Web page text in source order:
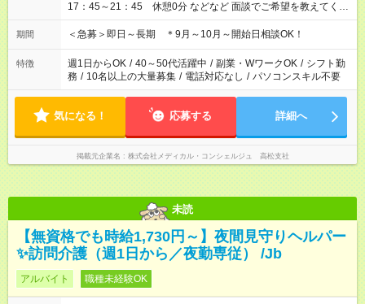
17：45～21：45 休憩0分 などなど 面談でご希望を教えてくだ
さい！
期間 ＜急募＞即日～長期 ＊9月～10月～開始日相談OK！
特徴 週1日からOK / 40～50代活躍中 / 副業・WワークOK / シフト勤
務 / 10名以上の大量募集 / 電話対応なし / パソコンスキル不要
気になる！ 応募する 詳細へ
掲載元企業名 株式会社メディカル・コンシェルジュ 高松支社
未読
【無資格でも時給1,730円～】夜間見守りヘルパー
✨訪問介護（週1日から／夜勤専従） /Jb
アルバイト 職種未経験OK